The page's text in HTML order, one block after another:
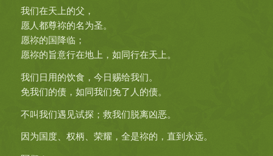
我们在天上的父，
愿人都尊祢的名为圣。
愿祢的国降临；
愿祢的旨意行在地上，如同行在天上。
我们日用的饮食，今日赐给我们。
免我们的债，如同我们免了人的债。
不叫我们遇见试探；救我们脱离凶恶。
因为国度、权柄、荣耀，全是祢的，直到永远。